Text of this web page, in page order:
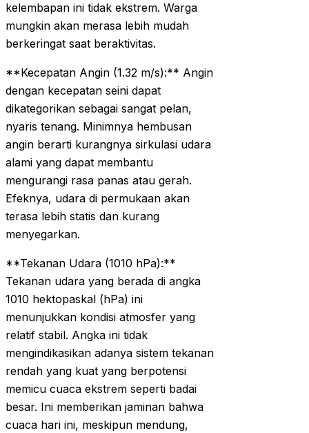
kelembapan ini tidak ekstrem. Warga
mungkin akan merasa lebih mudah
berkeringat saat beraktivitas.
**Kecepatan Angin (1.32 m/s):** Angin
dengan kecepatan seini dapat
dikategorikan sebagai sangat pelan,
nyaris tenang. Minimnya hembusan
angin berarti kurangnya sirkulasi udara
alami yang dapat membantu
mengurangi rasa panas atau gerah.
Efeknya, udara di permukaan akan
terasa lebih statis dan kurang
menyegarkan.
**Tekanan Udara (1010 hPa):**
Tekanan udara yang berada di angka
1010 hektopaskal (hPa) ini
menunjukkan kondisi atmosfer yang
relatif stabil. Angka ini tidak
mengindikasikan adanya sistem tekanan
rendah yang kuat yang berpotensi
memicu cuaca ekstrem seperti badai
besar. Ini memberikan jaminan bahwa
cuaca hari ini, meskipun mendung,